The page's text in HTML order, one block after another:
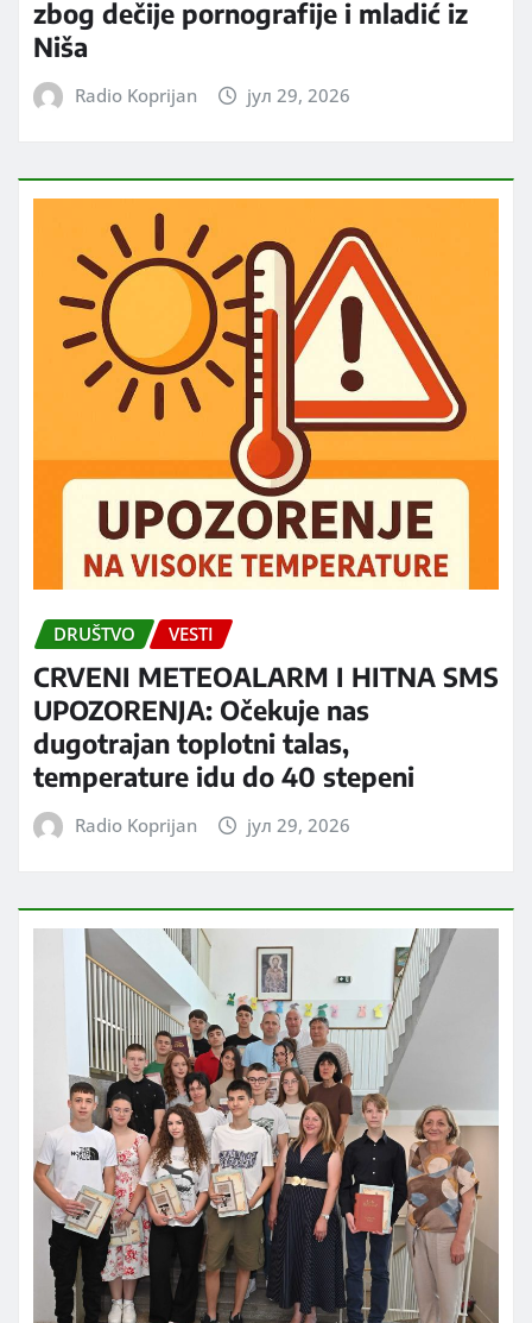
zbog dečije pornografije i mladić iz
Niša
Radio Koprijan јул 29, 2026
DRUŠTVO VESTI
CRVENI METEOALARM I HITNA SMS
UPOZORENJA: Očekuje nas
dugotrajan toplotni talas,
temperature idu do 40 stepeni
Radio Koprijan јул 29, 2026